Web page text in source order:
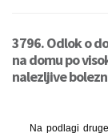
3796. Odlok o
na domu po
nalezljive
Na podlagi